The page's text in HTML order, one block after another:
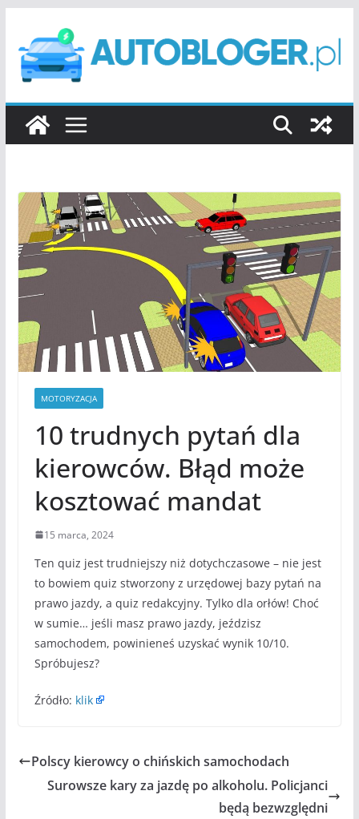
treści
MOTORYZACJA
10 trudnych pytań dla
kierowców. Błąd może
kosztować mandat
15 marca, 2024
Ten quiz jest trudniejszy niż dotychczasowe – nie jest
to bowiem quiz stworzony z urzędowej bazy pytań na
prawo jazdy, a quiz redakcyjny. Tylko dla orłów! Choć
w sumie… jeśli masz prawo jazdy, jeździsz
samochodem, powinieneś uzyskać wynik 10/10.
Spróbujesz?
Źródło: klik
Polscy kierowcy o chińskich samochodach
Surowsze kary za jazdę po alkoholu. Policjanci
będą bezwzględni